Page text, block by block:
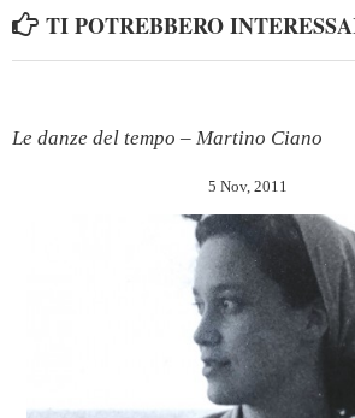
TI POTREBBERO
Le danze del tempo – Martino Ciano
5 Nov, 2011